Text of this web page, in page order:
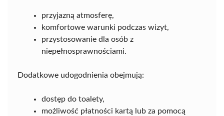
przyjazną atmosferę,
komfortowe warunki podczas wizyt,
przystosowanie dla osób z
niepełnosprawnościami.
Dodatkowe udogodnienia obejmują:
dostęp do toalety,
możliwość płatności kartą lub za pomocą